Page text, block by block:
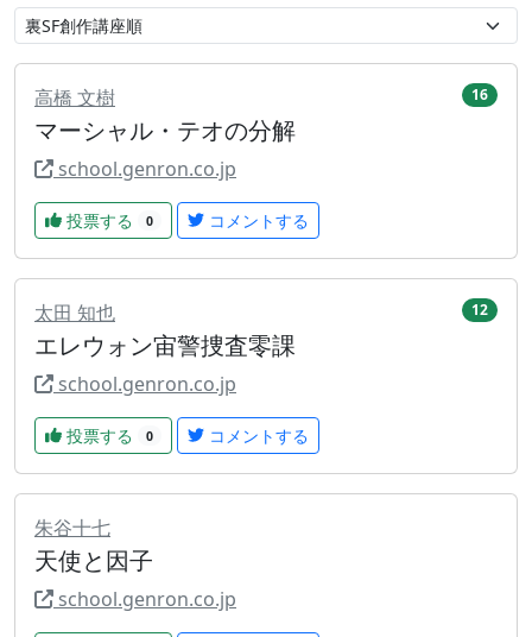
高橋 文樹 16
マーシャル・テオの分解
school.genron.co.jp
投票する 0 コメントする
太田 知也 12
エレウォン宙警捜査零課
school.genron.co.jp
投票する 0 コメントする
朱谷十七
天使と因子
school.genron.co.jp